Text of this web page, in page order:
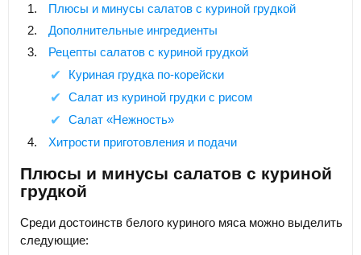
Плюсы и минусы салатов с куриной грудкой
Дополнительные ингредиенты
Рецепты салатов с куриной грудкой
Куриная грудка по-корейски
Салат из куриной грудки с рисом
Салат «Нежность»
Хитрости приготовления и подачи
Плюсы и минусы салатов с куриной
грудкой
Среди достоинств белого куриного мяса можно выделить
следующие: